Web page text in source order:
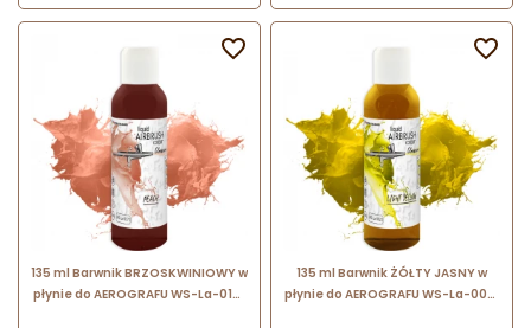
135 ml Barwnik BRZOSKWINIOWY w
płynie do AEROGRAFU WS-La-0171

135 ml Barwnik ŻÓŁTY JASNY w
płynie do AEROGRAFU WS-La-0021
